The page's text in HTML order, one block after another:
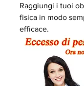
Raggiungi i tuoi
fisica in modo
efficace.